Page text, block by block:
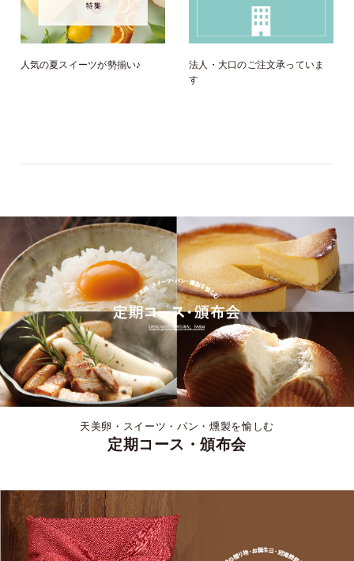
人気の夏スイーツが勢揃い♪
法人・大口のご注文承っていま
す
天美卵・スイーツ・パン・燻製を愉しむ
定期コース・頒布会